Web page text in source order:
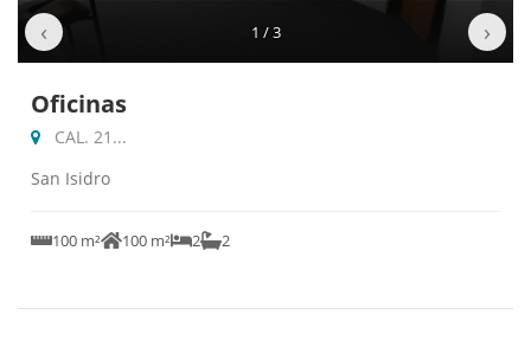
‹
1 / 3 ›
Oficinas
CAL. 21...
San Isidro
100 m² 100 m² 2 2